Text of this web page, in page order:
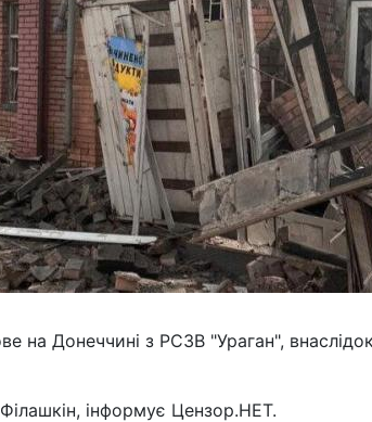
на Донеччині з РСЗВ "Ураган",
інформує Цензор.НЕТ.